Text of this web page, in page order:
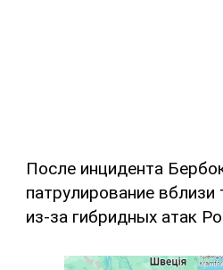
После инцидента
патрулирование
из-за гибридных атак